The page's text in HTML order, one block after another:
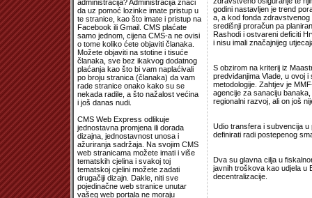
administracija? Administracija znači
da uz pomoć lozinke imate pristup u
te stranice, kao što imate i pristup na
Facebook ili Gmail. CMS plaćate
samo jednom, cijena CMS-a ne ovisi
o tome koliko ćete objaviti članaka.
Možete objaviti na stotine i tisuće
članaka, sve bez ikakvog dodatnog
plaćanja kao što bi vam naplaćivali
po broju stranica (članaka) da vam
rade stranice onako kako su se
nekada radile, a što nažalost većina
i još danas nudi.
CMS Web Express odlikuje
jednostavna promjena ili dorada
dizajna, jednostavnost unosa i
ažuriranja sadržaja. Na svojim CMS
web stranicama možete imati i više
tematskih cjelina i svakoj toj
tematskoj cjelini možete zadati
drugačiji dizajn. Dakle, niti sve
pojedinačne web stranice unutar
vašeg web portala ne moraju
godini nastavljen je trend
a, a kod fonda zdravstvenog
središnji proračun pa
Rashodi i ostvareni deficiti
i nisu imali značajnijeg
S obzirom na kriterij iz
predviđanjima Vlade, u ovoj
metodologije. Zahtjev je
agencije za sanaciju
regionalni razvoj, ali on još
Udio transfera i subvencija
definirati radi postepenog
Dva su glavna cilja u
javnih troškova kao udjela u
decentralizacije.